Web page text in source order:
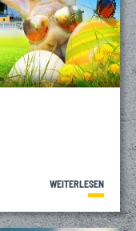
WEITERLESEN